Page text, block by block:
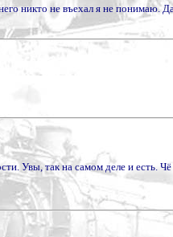
никто не въехал я не понимаю.
Увы, так на самом деле и есть. Чё